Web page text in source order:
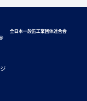
全日本一般缶工業団体連合会